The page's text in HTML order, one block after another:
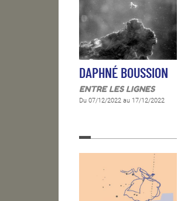
DAPHNÉ BOUSSION
ENTRE LES LIGNES
Du 07/12/2022 au 17/12/2022